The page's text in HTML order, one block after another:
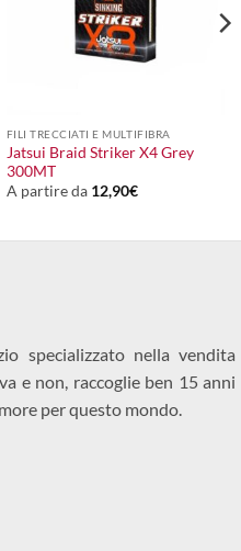
FILI TRECCIATI E MULTIFIBRA
Jatsui Braid Striker X4 Grey
300MT
A partire da 12,90€
specializzato nella vendita
e non, raccoglie ben 15 anni
per questo mondo.